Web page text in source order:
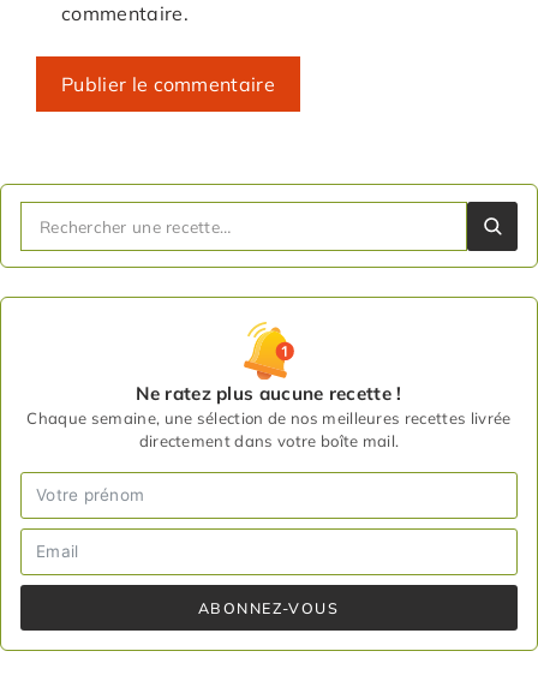
commentaire.
Ne ratez plus aucune recette !
Chaque semaine, une sélection de nos meilleures recettes livrée
directement dans votre boîte mail.
ABONNEZ-VOUS